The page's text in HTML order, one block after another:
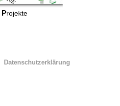
Projekte
Datenschutzerklärung